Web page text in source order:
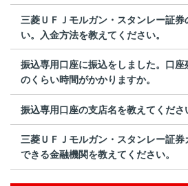
三菱ＵＦＪモルガン・スタンレー証券
い。入金方法を教えてください。
振込専用口座に振込をしました。口座
のくらい時間がかかりますか。
振込専用口座の支店名を教えてくださ
三菱ＵＦＪモルガン・スタンレー証券
できる金融機関を教えてください。